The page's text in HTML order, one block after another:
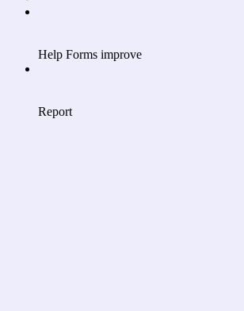
Help Forms improve
Report